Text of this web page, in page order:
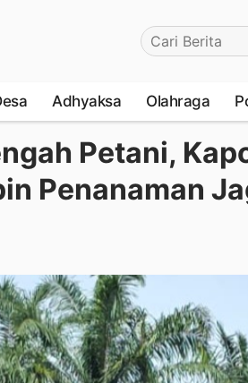
Adhyaksa Olahraga
Petani,
Penanaman